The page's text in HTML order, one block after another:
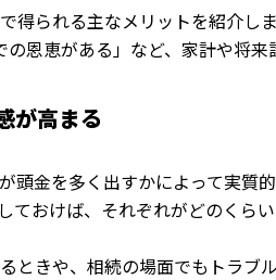
得られる主なメリットを紹介し
恩恵がある」など、家計や将来
が高まる
頭金を多く出すかによって実質
ておけば、それぞれがどのくら
ときや、相続の場面でもトラブ